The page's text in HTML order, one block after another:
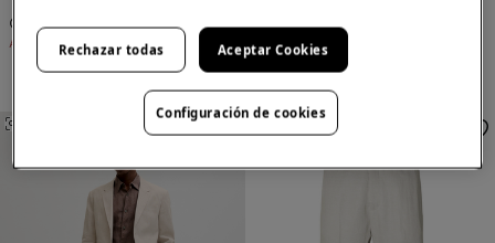
39,99 € 169,00 €
Ahorras 129,01 €
39,99 € 169,00 €
Ahorras 129,01 €
Rechazar todas Aceptar Cookies
Configuración de cookies